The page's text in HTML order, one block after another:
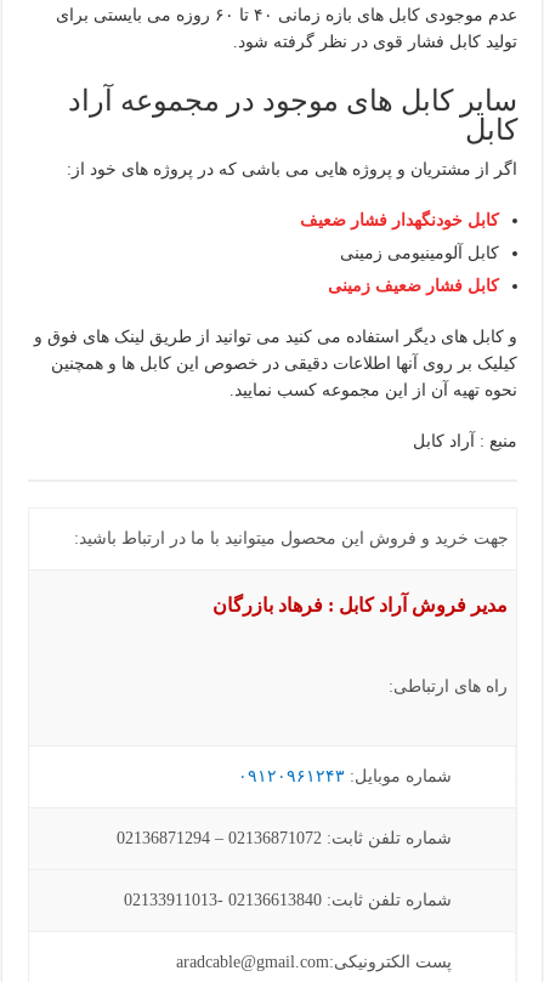
عدم موجودی کابل های بازه زمانی ۴۰ تا ۶۰ روزه می بایستی برای
تولید کابل فشار قوی در نظر گرفته شود.
سایر کابل های موجود در مجموعه آراد
کابل
اگر از مشتریان و پروژه هایی می باشی که در پروژه های خود از:
کابل خودنگهدار فشار ضعیف
کابل آلومینیومی زمینی
کابل فشار ضعیف زمینی
و کابل های دیگر استفاده می کنید می توانید از طریق لینک های فوق و
کیلیک بر روی آنها اطلاعات دقیقی در خصوص این کابل ها و همچنین
نحوه تهیه آن از این مجموعه کسب نمایید.
منبع : آراد کابل
جهت خرید و فروش این محصول میتوانید با ما در ارتباط باشید:
مدیر فروش آراد کابل : فرهاد بازرگان
راه های ارتباطی:
شماره موبایل: ۰۹۱۲۰۹۶۱۲۴۳
شماره تلفن ثابت: 02136871072 – 02136871294
شماره تلفن ثابت: 02136613840 -02133911013
پست الکترونیکی:aradcable@gmail.com